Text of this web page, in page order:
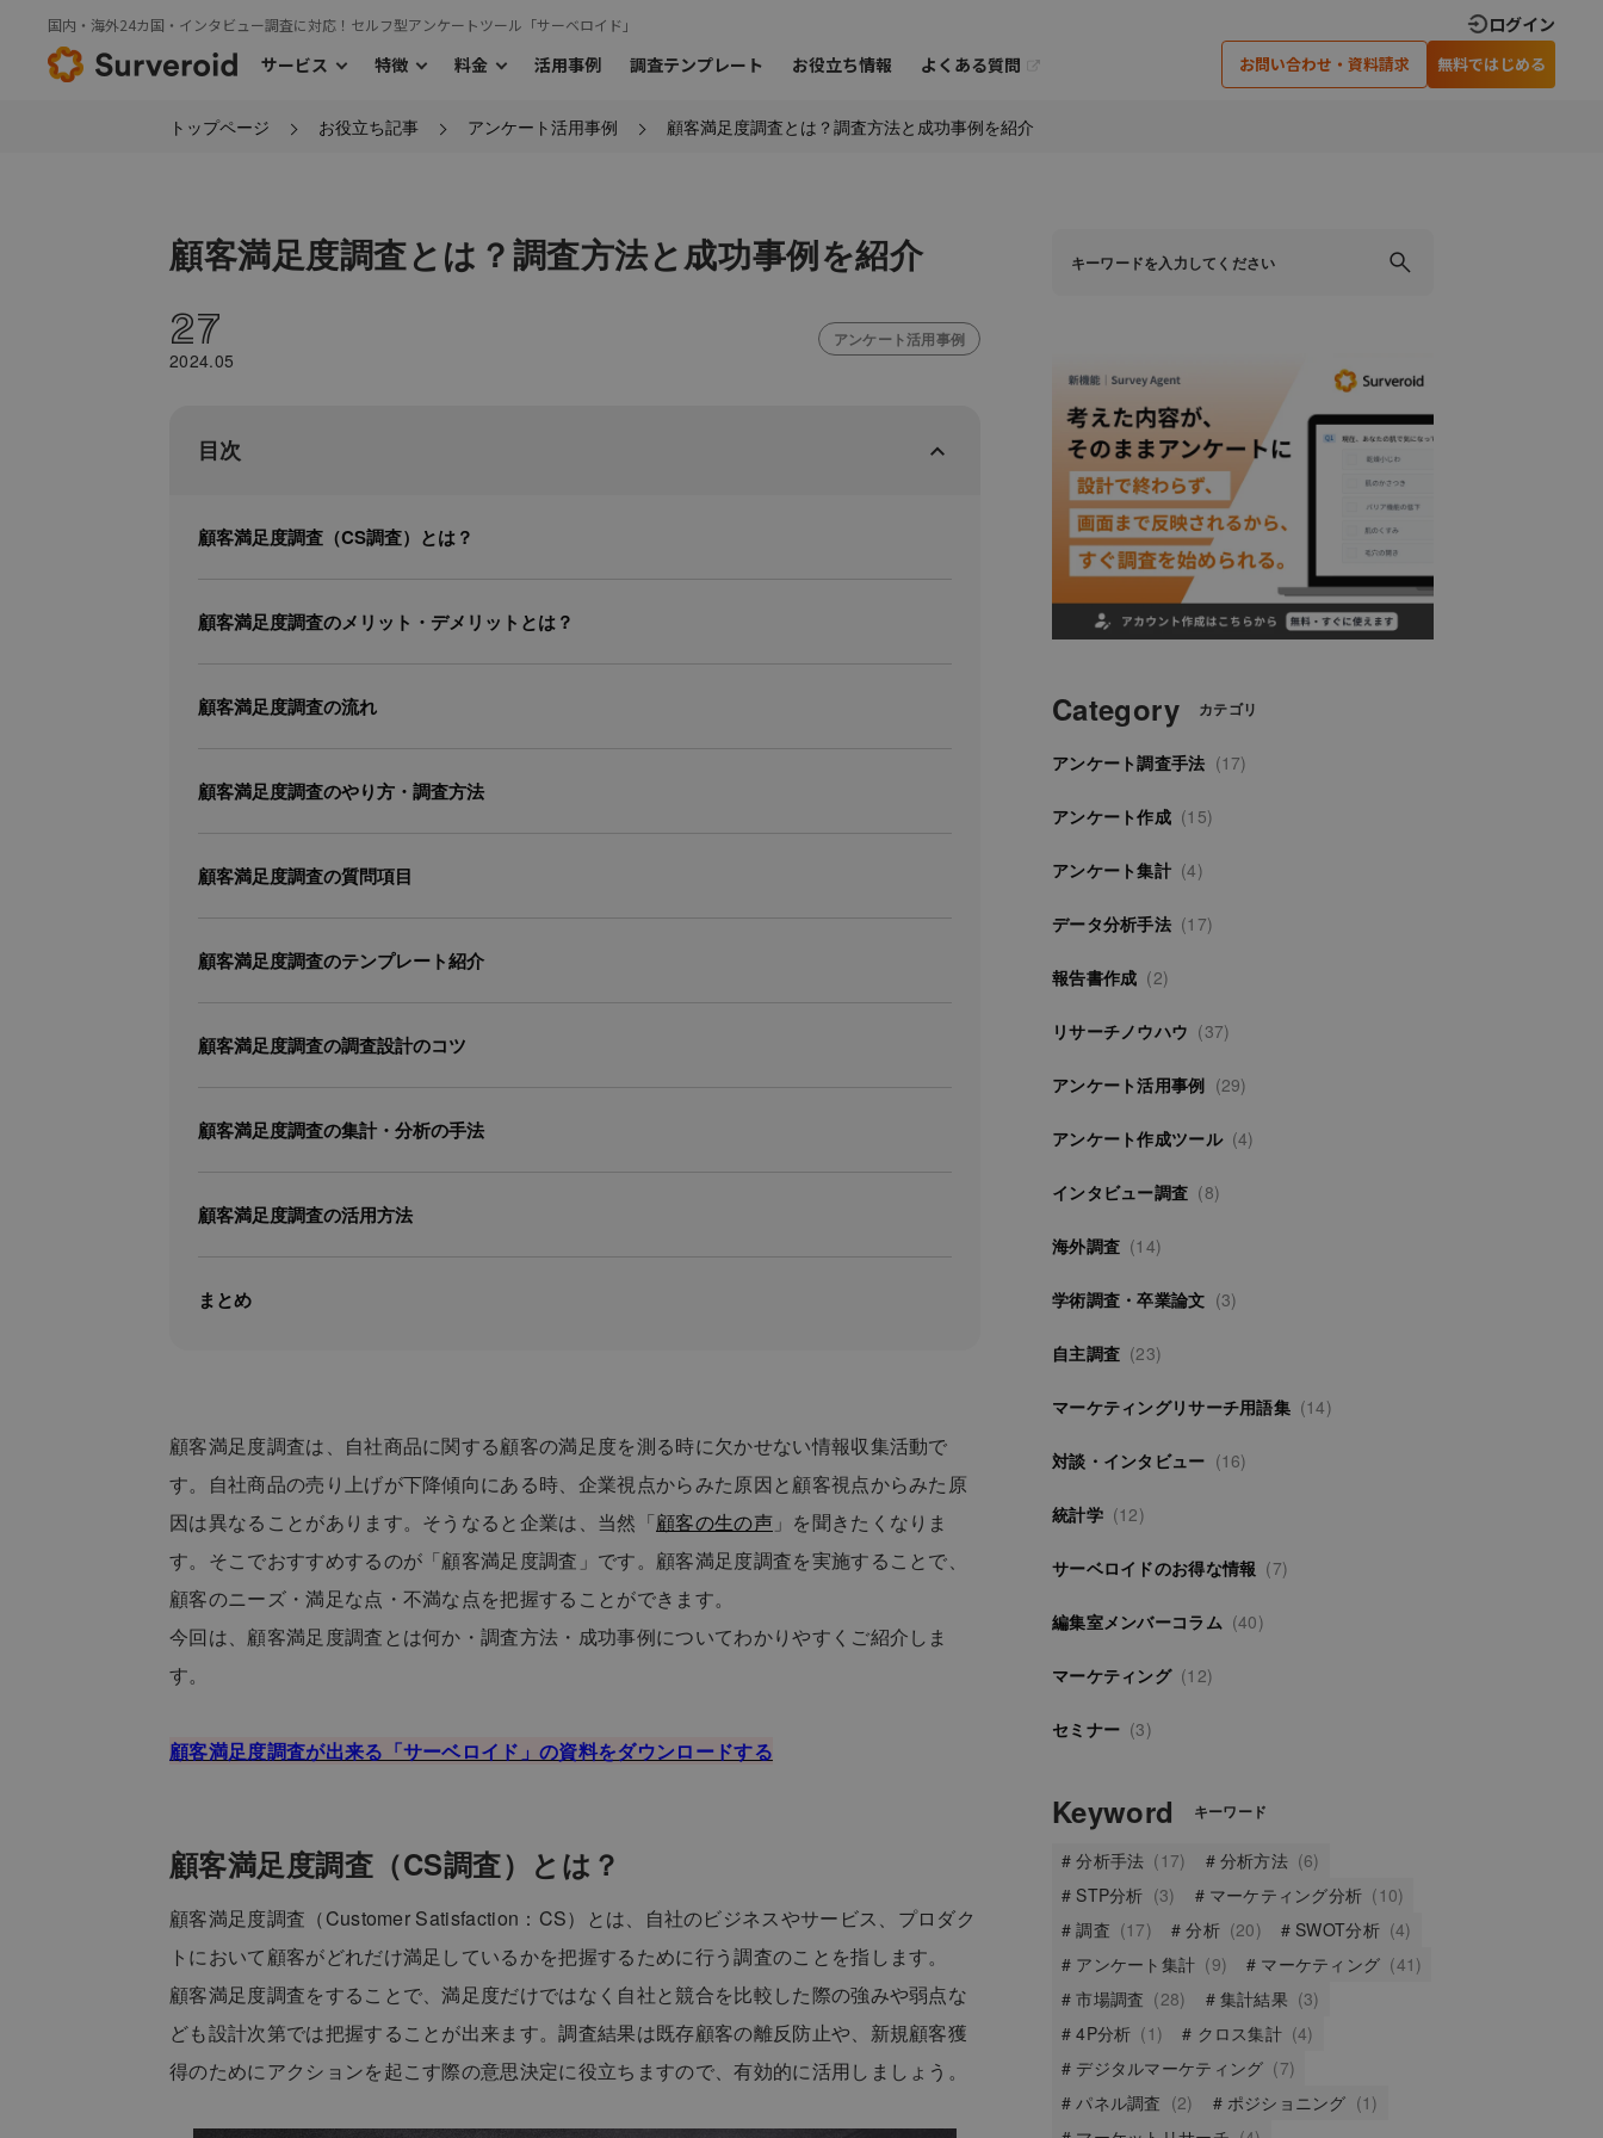
国内・海外24カ国・インタビュー調査に対応！セルフ型アンケートツール「サーベロイド」
ログイン
サービス
国内モニターアンケート › 海外モニターアンケート
特徴 料金 活用事例 調査テンプレート お役立ち情報 よくある質問 お問い合わせ・資料請求
オンラインミーティングでの
無料ではじめる
顧客満足度調査とは？調査方法と成功事例を紹介
27
2024.05
アンケート活用事例
目次
顧客満足度調査（CS調査）とは？
顧客満足度調査のメリット・デメリットとは？
顧客満足度調査の流れ
顧客満足度調査のやり方・調査方法
顧客満足度調査の質問項目
顧客満足度調査のテンプレート紹介
顧客満足度調査の調査設計のコツ
顧客満足度調査の集計・分析の手法
顧客満足度調査の活用方法
まとめ
顧客満足度調査は、自社商品に関する顧客の満足度を測る時に欠かせない情報収集活動で
す。自社商品の売り上げが下降傾向にある時、企業視点からみた原因と顧客視点からみた原
因は異なることがあります。そうなると企業は、当然「顧客の生の声」を聞きたくなりま
す。そこでおすすめするのが「顧客満足度調査」です。顧客満足度調査を実施することで、
顧客のニーズ・満足な点・不満な点を把握することができます。
今回は、顧客満足度調査とは何か・調査方法・成功事例についてわかりやすくご紹介しま
す。
顧客満足度調査が出来る「サーベロイド」の資料をダウンロードする
顧客満足度調査（CS調査）とは？
顧客満足度調査（Customer Satisfaction：CS）とは、自社のビジネスやサービス、プロダク
トにおいて顧客がどれだけ満足しているかを把握するために行う調査のことを指します。
顧客満足度調査をすることで、満足度だけではなく自社と競合を比較した際の強みや弱点な
ども設計次第では把握することが出来ます。調査結果は既存顧客の離反防止や、新規顧客獲
得のためにアクションを起こす際の意思決定に役立ちますので、有効的に活用しましょう。
Category カテゴリ
アンケート調査手法 (17)
アンケート作成 (15)
アンケート集計 (4)
データ分析手法 (17)
報告書作成 (2)
リサーチノウハウ (37)
アンケート活用事例 (29)
アンケート作成ツール (4)
インタビュー調査 (8)
海外調査 (14)
学術調査・卒業論文 (3)
自主調査 (23)
マーケティングリサーチ用語集 (14)
対談・インタビュー (16)
統計学 (12)
サーベロイドのお得な情報 (7)
編集室メンバーコラム (40)
マーケティング (12)
セミナー (3)
Keyword キーワード
分析手法 (17) 分析方法 (6)
STP分析 (3) マーケティング分析 (10)
調査 (17) 分析 (20) SWOT分析 (4)
アンケート集計 (9) マーケティング (41)
市場調査 (28) 集計結果 (3)
4P分析 (1) クロス集計 (4)
デジタルマーケティング (7)
パネル調査 (2) ポジショニング (1)
トップページ お役立ち記事 アンケート活用事例 顧客満足度調査とは？調査方法と成功事例を紹介